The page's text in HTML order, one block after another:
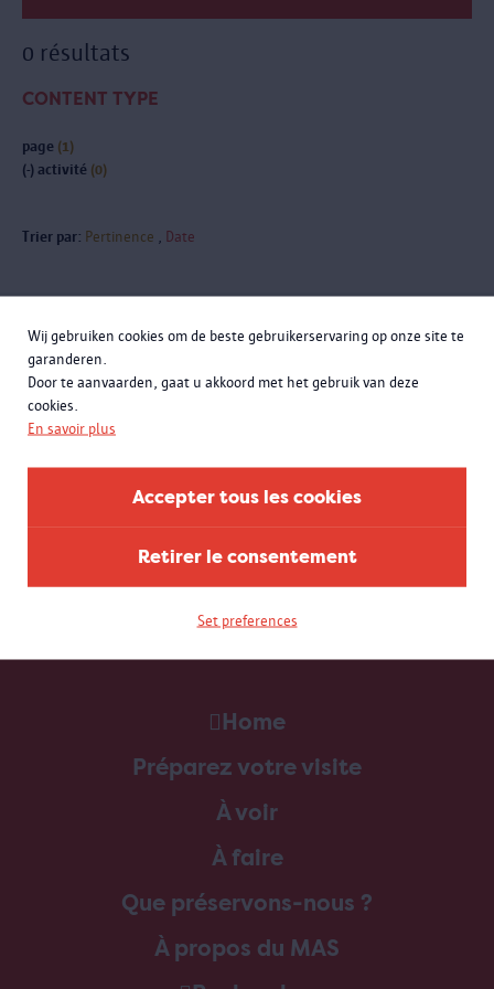
Wij gebruiken cookies om de beste gebruikerservaring op onze site te
garanderen.
Door te aanvaarden, gaat u akkoord met het gebruik van deze
cookies.
En savoir plus
Accepter tous les cookies
Retirer le consentement
Set preferences
0 résultats
CONTENT TYPE
page (1)
(-) activité (0)
Trier par: Pertinence Date
Inscrivez-vous à la newsletter
Home
Préparez votre visite
À voir
À faire
Que préservons-nous ?
À propos du MAS